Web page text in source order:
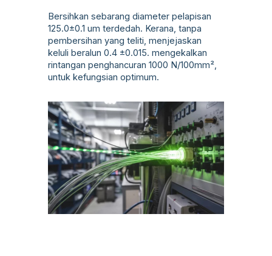
Bersihkan sebarang diameter pelapisan
125.0±0.1 um terdedah. Kerana, tanpa
pembersihan yang teliti, menjejaskan
keluli beralun 0.4 ±0.015. mengekalkan
rintangan penghancuran 1000 N/100mm²,
untuk kefungsian optimum.